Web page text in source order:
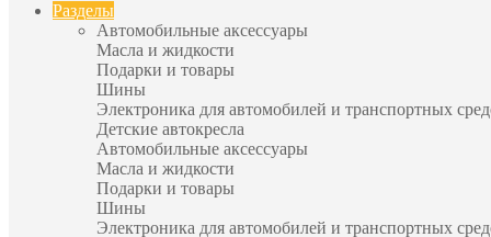
Разделы
Автомобильные аксессуары
Масла и жидкости
Подарки и товары
Шины
Электроника для автомобилей и транспортных
Детские автокресла
Автомобильные аксессуары
Масла и жидкости
Подарки и товары
Шины
Электроника для автомобилей и транспортных